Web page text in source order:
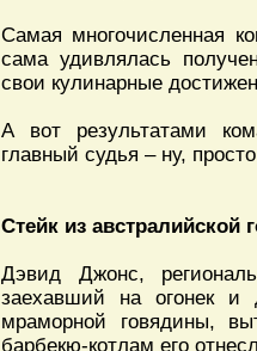
Самая многочисленная
сама удивлялась
свои кулинарные
А вот результатами
главный судья – ну,
Стейк из австралийской
Дэвид Джонс,
заехавший на огонек и
мраморной говядины,
барбекю-котлам его